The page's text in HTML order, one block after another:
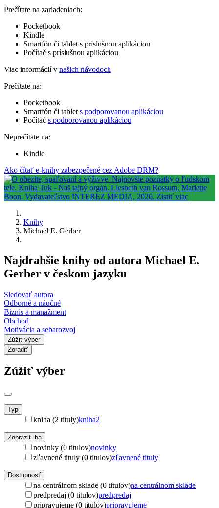
Prečítate na zariadeniach:
Pocketbook
Kindle
Smartfón či tablet s príslušnou aplikáciou
Počítač s príslušnou aplikáciou
Viac informácií v našich návodoch
Prečítate na:
Pocketbook
Smartfón či tablet s podporovanou aplikáciou
Počítač s podporovanou aplikáciou
Neprečítate na:
Kindle
Ako čítať e-knihy zabezpečené cez Adobe DRM?
Knihy
Michael E. Gerber
Najdrahšie knihy od autora Michael E.
Gerber v českom jazyku
Sledovať autora
Odborné a náučné
Biznis a manažment
Obchod
Motivácia a sebarozvoj
Zúžiť výber
Zoradiť
Zúžiť výber
Typ
kniha (2 tituly)kniha2
Zobraziť iba
novinky (0 titulov)novinky
zľavnené tituly (0 titulov)zľavnené tituly
Dostupnosť
na centrálnom sklade (0 titulov)na centrálnom sklade
predpredaj (0 titulov)predpredaj
pripravujeme (0 titulov)pripravujeme